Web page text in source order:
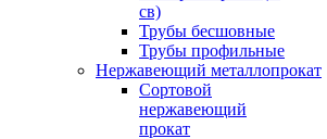
св)
Трубы бесшовные
Трубы профильные
Нержавеющий металлопрокат
Сортовой
нержавеющий
прокат